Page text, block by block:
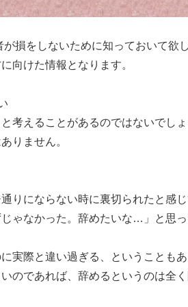
損をしないために知っておいて欲
向けた情報となります。
考えることがあるのではないでしょ
りません。
りにならない時に裏切られたと感
ゃなかった。辞めたいな…」と思っ
実際と違い過ぎる、ということもあ
のであれば、辞めるというのは全